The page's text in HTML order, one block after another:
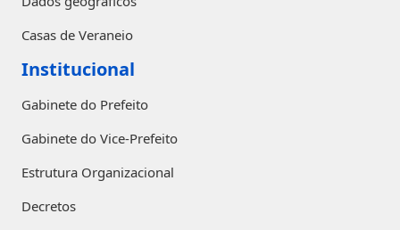
Casas de Veraneio
Institucional
Gabinete do Prefeito
Gabinete do Vice-Prefeito
Estrutura Organizacional
Decretos